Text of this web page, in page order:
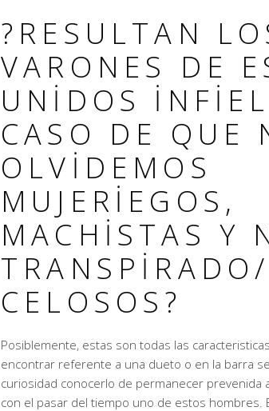
?RESULTAN
VARONES DE
UNIDOS
CASO DE QUE
OLVIDEMOS
MUJERIEGOS,
MACHISTAS Y
CELOSOS?
Posiblemente, estas son todas las
encontrar referente a una dueto o en la barra
curiosidad conocerlo de permanecer
con el pasar del tiempo uno de estos hombres.